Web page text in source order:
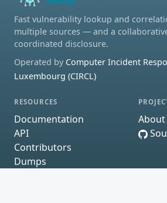
Fast vulnerability lookup and
multiple sources — and a
coordinated disclosure.
Operated by Computer Incident
Luxembourg (CIRCL)
RESOURCES
Documentation
API
Contributors
Dumps
About